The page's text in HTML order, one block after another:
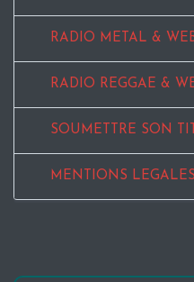
RADIO METAL &
RADIO REGGAE &
SOUMETTRE SON
MENTIONS LEGALES